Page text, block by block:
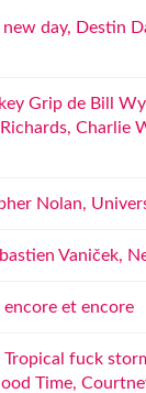
day, Destin
Grip de Bill
Charlie
Nolan,
Vaniček,
et encore
Tropical fuck
Time,